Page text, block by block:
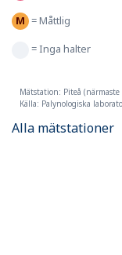
=Måttlig
=Inga halter
Mätstation: Piteå
Källa: Palynologiska
Alla mätstationer